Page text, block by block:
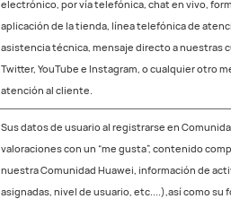
electrónico, por vía telefónica, chat en vivo,
aplicación de la tienda, línea telefónica de
asistencia técnica, mensaje directo a nuestras
Twitter, YouTube e Instagram, o cualquier otro
atención al cliente.
Sus datos de usuario al registrarse en
valoraciones con un “me gusta”, contenido
nuestra Comunidad Huawei, información de
asignadas, nivel de usuario, etc....),así como